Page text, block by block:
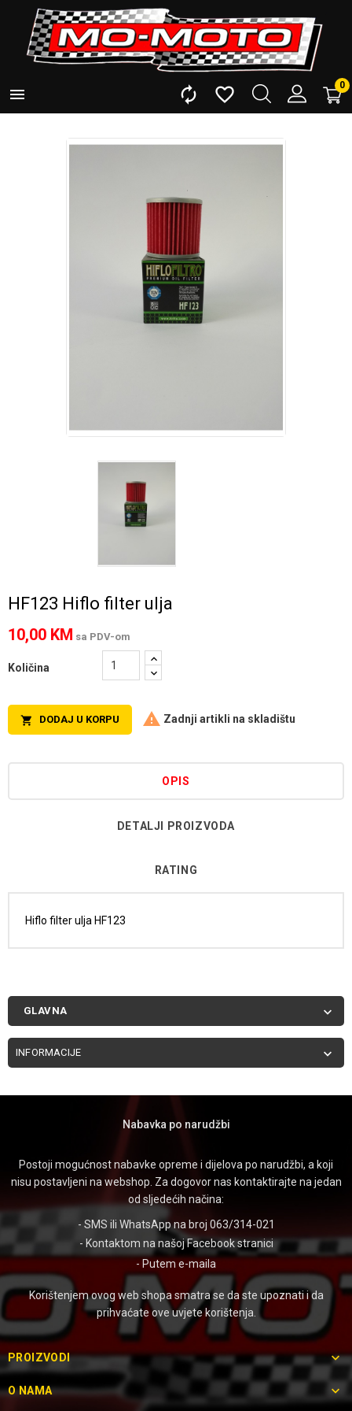

0


HF123 Hiflo filter ulja
10,00 KM sa PDV-om
Količina
 DODAJ U KORPU  Zadnji artikli na skladištu
OPIS
DETALJI PROIZVODA
RATING
Hiflo filter ulja HF123
GLAVNA 
INFORMACIJE 
Nabavka po narudžbi
Postoji mogućnost nabavke opreme i dijelova po narudžbi, a koji
nisu postavljeni na webshop. Za dogovor nas kontaktirajte na jedan
od sljedećih načina:
- SMS ili WhatsApp na broj 063/314-021
- Kontaktom na našojFacebook stranici
- Putem e-maila
Korištenjem ovog web shopa smatra se da ste upoznati i da
prihvaćate ove uvjete korištenja.
PROIZVODI 
O NAMA 